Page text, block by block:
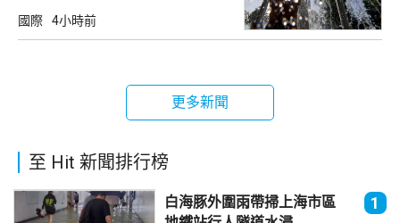
國際 4小時前
更多新聞
至 Hit 新聞排行榜
白海豚外圍雨帶掃上海市區
1